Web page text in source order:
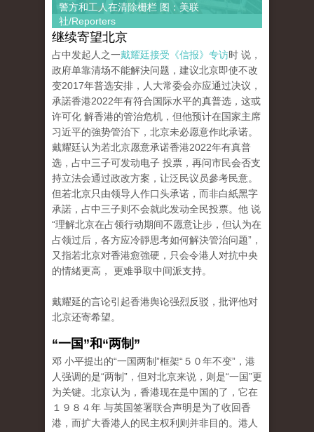
警方和工人在清除栅栏 图：美联
社/Reporters
继续寄望北京
占中发起人之一戴耀廷接受《信报》专访时 说，
政府单靠清场不能解決问题，建议北京即使不改
变2017年普选安排，人大常委会亦应通过决议，
承諾香港2022年有符合国际水平的真普选，这或
许可化 解香港的管治危机，但他预计在国家主席
习近平的強势管治下，北京未必愿意作此承诺。
戴耀廷认为若北京愿意承诺香港2022年有真普
选，占中三子可发动电子 投票，再问市民会否支
持立法会通过政改方案，让泛民议员參考民意。
但若北京只由领导人作口头承诺，而非白紙黑字
承諾，占中三子则不会就此发动全民投票。他 说
“理解北京在占领行动期间不愿意让步，但认为在
占领过后，各方应冷靜思考如何解決管治问题”，
又指若北京对香港愈強硬，只会令港人对抗中央
的情緒更高， 更难爭取中间派支持。
戴耀延的言论引起香港舆论强烈反驳，批评他对
北京还寄希望。
“一国”和“两制”
邓 小平提出的“一国两制”框架“５０年不变”，港
人强调的是“两制”，但对北京来说，则是“一国”更
为关键。北京认为，香港现在是中国的了，它在
１９８４年 与英国签署联合声明是为了收回香
港，而扩大香港人的民主权利则并非目的。港人